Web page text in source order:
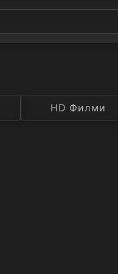
Рейтинг
HD Филми